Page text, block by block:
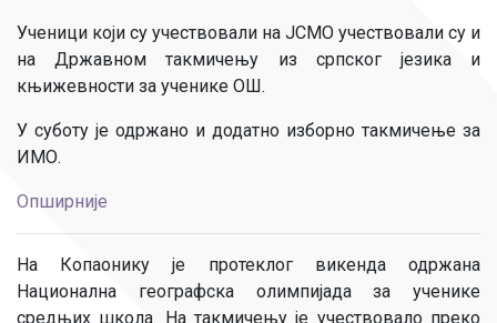
Ученици који су учествовали на ЈСМО учествовали су и
на Државном такмичењу из српског језика и
књижевности за ученике ОШ.
У суботу је одржано и додатно изборно такмичење за
ИМО.
Опширније
На Копаонику је протеклог викенда одржана
Национална географска олимпијада за ученике
средњих школа. На такмичењу је учествовало преко